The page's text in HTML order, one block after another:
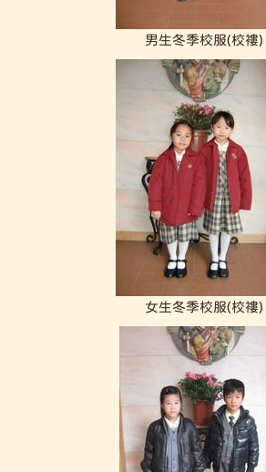
男生冬季校服(校褸)
女生冬季校服(校褸)